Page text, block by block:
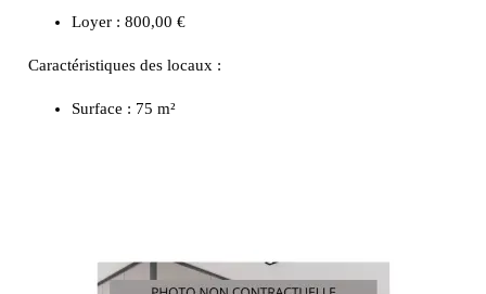
Loyer : 800,00 €
Caractéristiques des locaux :
Surface : 75 m²